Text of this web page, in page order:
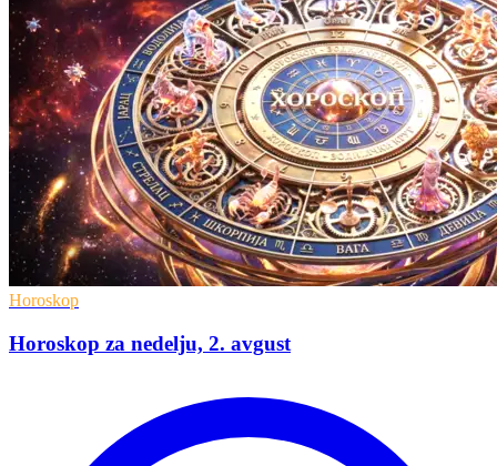
Horoskop
Horoskop za nedelju, 2. avgust